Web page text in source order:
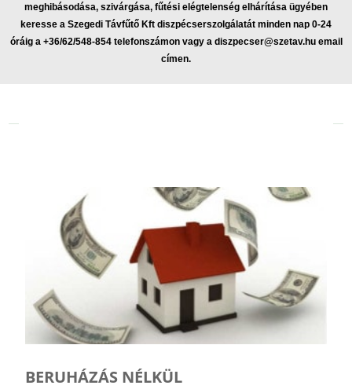
meghibásodása, szivárgása, fűtési elégtelenség elhárítása ügyében
keresse a Szegedi Távfűtő Kft diszpécserszolgálatát minden nap 0-24
óráig a +36/62/548-854 telefonszámon vagy a diszpecser@szetav.huemail
címen.
BERUHÁZÁS NÉLKÜL